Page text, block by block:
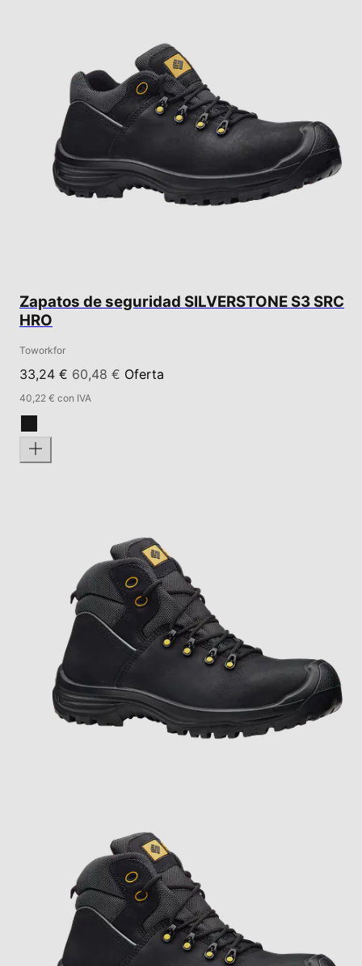
Zapatos de seguridad SILVERSTONE S3 SRC
HRO
Toworkfor
33,24 € 60,48 € Oferta
40,22 € con IVA